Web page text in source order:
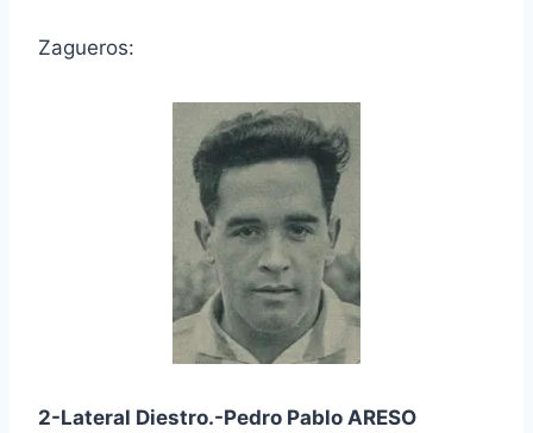
Zagueros:
2-Lateral Diestro.-Pedro Pablo ARESO